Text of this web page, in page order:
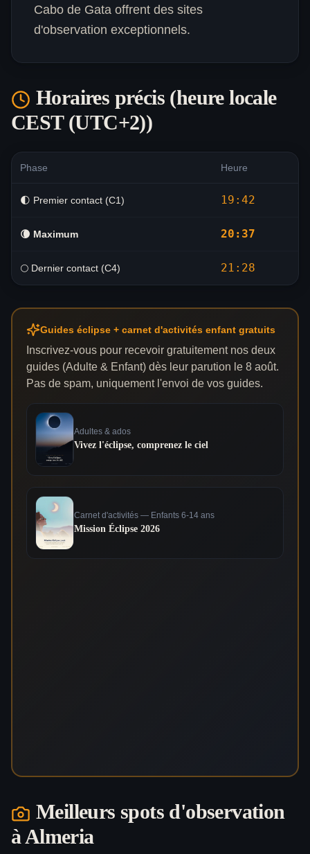
Cabo de Gata offrent des sites
d'observation exceptionnels.
Horaires précis (heure locale
CEST (UTC+2))
Phase Heure
🌓 Premier contact (C1) 19:42
🌘 Maximum 20:37
🌕 Dernier contact (C4) 21:28
Guides éclipse + carnet d'activités enfant gratuits
Inscrivez-vous pour recevoir gratuitement nos deux
guides (Adulte & Enfant) dès leur parution le 8 août.
Pas de spam, uniquement l'envoi de vos guides.
Adultes & ados
Vivez l'éclipse, comprenez le ciel
Carnet d'activités — Enfants 6-14 ans
Mission Éclipse 2026
Meilleurs spots d'observation
àAlmeria